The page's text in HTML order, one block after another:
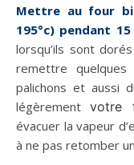
Mettre au four
195°c) pendant
lorsqu’ils sont
remettre
palichons et aussi
légèrementvotre
évacuer la vapeur
à ne pas retomber